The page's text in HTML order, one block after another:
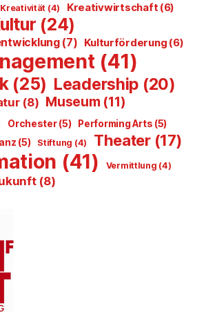
Kreativität (4) Kreativwirtschaft (6)
(24)
(7) Kulturförderung (6)
(41)
(25) Leadership (20)
(8) Museum (11)
Orchester(5) Performing Arts (5)
(5) Stiftung (4) Theater(17)
(41) Vermittlung (4)
(8)